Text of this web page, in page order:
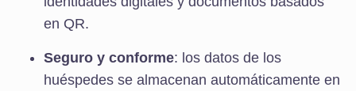
en QR.
Seguro y conforme: los datos de los
huéspedes se almacenan automáticamente en